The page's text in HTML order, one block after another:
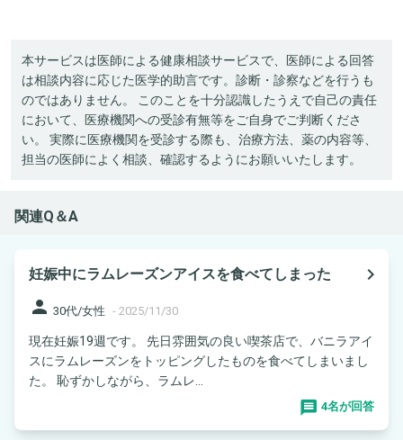
本サービスは医師による健康相談サービスで、医師による回答
は相談内容に応じた医学的助言です。診断・診察などを行うも
のではありません。 このことを十分認識したうえで自己の責任
において、医療機関への受診有無等をご自身でご判断くださ
い。 実際に医療機関を受診する際も、治療方法、薬の内容等、
担当の医師によく相談、確認するようにお願いいたします。
関連Q＆A
妊娠中にラムレーズンアイスを食べてしまった
navigate_next
person 30代/女性 - 2025/11/30
現在妊娠19週です。 先日雰囲気の良い喫茶店で、バニラアイ
スにラムレーズンをトッピングしたものを食べてしまいまし
た。 恥ずかしながら、ラムレ...
4名が回答